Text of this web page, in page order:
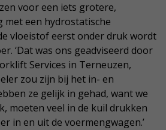
voor een iets grotere,
met een hydrostatische
vloeistof eerst onder druk wordt
‘Dat was ons geadviseerd door
Services in Terneuzen,
zou zijn bij het in- en
ze gelijk in gehad, want we
moeten veel in de kuil drukken
in en uit de voermengwagen.’